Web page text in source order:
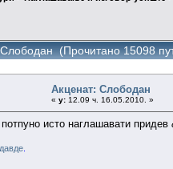
(Прочитано 15098
Акценат: Слободан
« у: 12.09 ч. 16.05.2010. »
исто наглашавати придев